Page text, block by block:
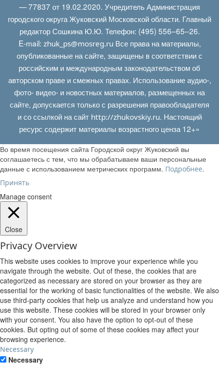
— 77837 от 19.02.2020. Учредитель Администрация
городского округа Жуковский Московской области. Главный
редактор Сошкина Ю.Ю. Телефон: (495) 556–65–26.
E‑mail: zhuk_ps@mosreg.ruВсе права на материалы,
опубликованные на сайте, защищены в соответствии с
российским и международным законодательством об
авторском праве и смежных правах. Использование аудио-,
фото- видео- и новостных материалов, размещенных на
сайте, допускается только с разрешения правообладателя
и со ссылкой на сайт http://zhukovskiy.ru. Настоящий
ресурс содержит материалы возрастного ценза 12+»
Во время посещения сайта Городской округ Жуковский вы
соглашаетесь с тем, что мы обрабатываем ваши персональные
данные с использованием метрических программ. Подробнее.
Принять
Manage consent
Close
Privacy Overview
This website uses cookies to improve your experience while you
navigate through the website. Out of these, the cookies that are
categorized as necessary are stored on your browser as they are
essential for the working of basic functionalities of the website. We also
use third-party cookies that help us analyze and understand how you
use this website. These cookies will be stored in your browser only
with your consent. You also have the option to opt-out of these
cookies. But opting out of some of these cookies may affect your
browsing experience.
Necessary
Necessary